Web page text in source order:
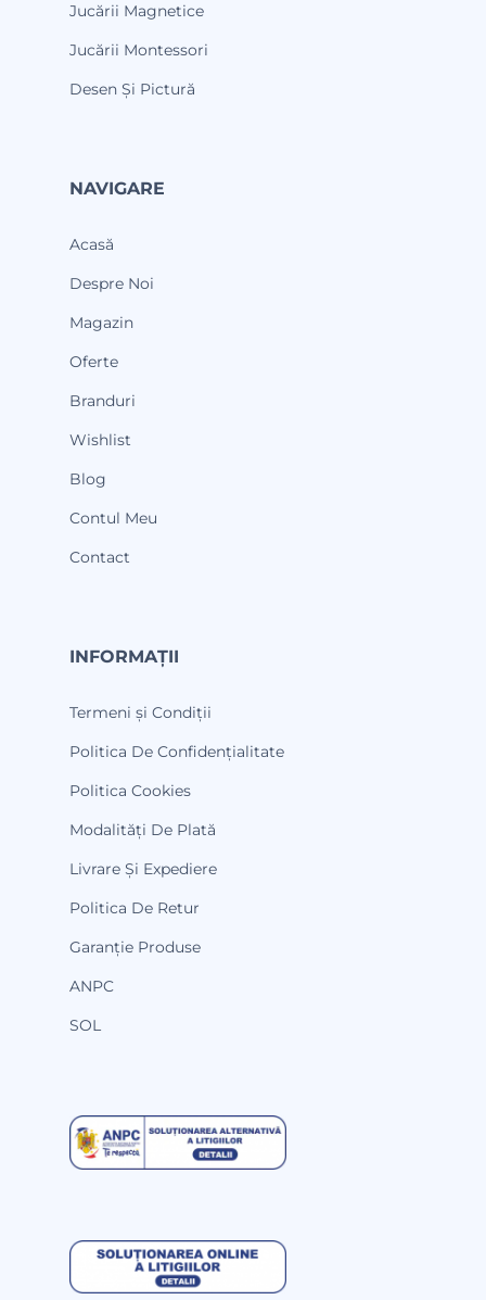
Jucării Magnetice
Jucării Montessori
Desen Și Pictură
NAVIGARE
Acasă
Despre Noi
Magazin
Oferte
Branduri
Wishlist
Blog
Contul Meu
Contact
INFORMAȚII
Termeni și Condiții
Politica De Confidențialitate
Politica Cookies
Modalități De Plată
Livrare Și Expediere
Politica De Retur
Garanție Produse
ANPC
SOL